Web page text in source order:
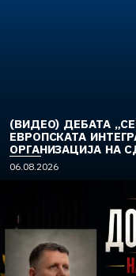
(ВИДЕО) ДЕБАТА
ЕВРОПСКАТА
ОРГАНИЗАЦИЈА НА
06.08.2026